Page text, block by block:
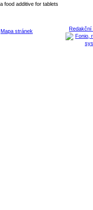
food additive for tablets
Redakční
Mapa stránek